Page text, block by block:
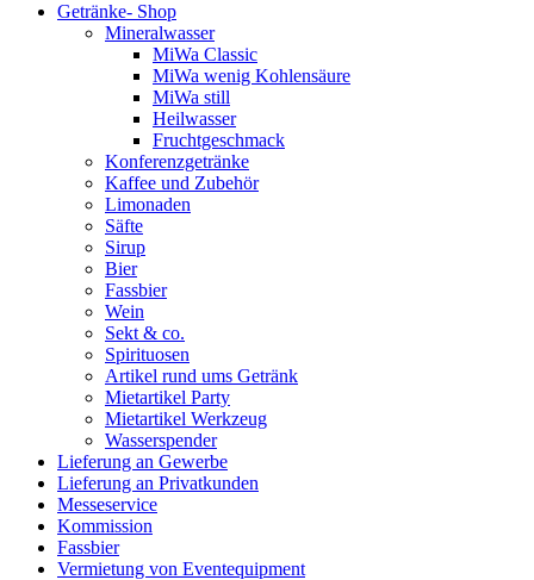
Getränke- Shop
Mineralwasser
MiWa Classic
MiWa wenig Kohlensäure
MiWa still
Heilwasser
Fruchtgeschmack
Konferenzgetränke
Kaffee und Zubehör
Limonaden
Säfte
Sirup
Bier
Fassbier
Wein
Sekt & co.
Spirituosen
Artikel rund ums Getränk
Mietartikel Party
Mietartikel Werkzeug
Wasserspender
Lieferung an Gewerbe
Lieferung an Privatkunden
Messeservice
Kommission
Fassbier
Vermietung von Eventequipment